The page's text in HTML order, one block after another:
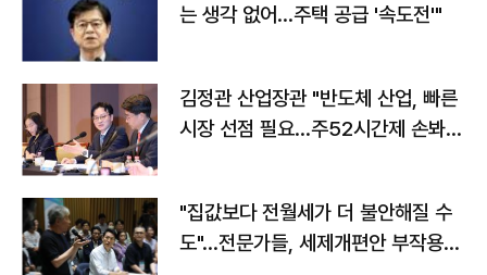
는 생각 없어…주택 공급 '속도전'"
김정관 산업장관 "반도체 산업, 빠른
시장 선점 필요…주52시간제 손봐
"집값보다 전월세가 더 불안해질 수
도"…전문가들, 세제개편안 부작용